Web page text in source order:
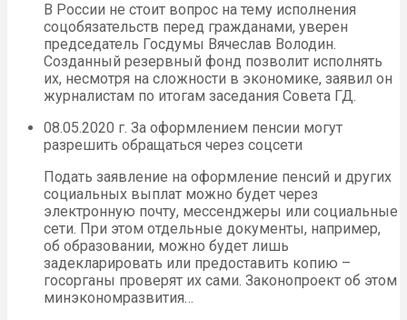
В России не стоит вопрос на тему исполнения
соцобязательств перед гражданами, уверен
председатель Госдумы Вячеслав Володин.
Созданный резервный фонд позволит исполнять
их, несмотря на сложности в экономике, заявил он
журналистам по итогам заседания Совета ГД.
08.05.2020 г. За оформлением пенсии могут
разрешить обращаться через соцсети
Подать заявление на оформление пенсий и других
социальных выплат можно будет через
электронную почту, мессенджеры или социальные
сети. При этом отдельные документы, например,
об образовании, можно будет лишь
задекларировать или предоставить копию –
госорганы проверят их сами. Законопроект об этом
минэкономразвития…